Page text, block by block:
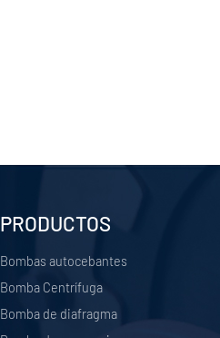
PRODUCTOS
Bombas autocebantes
Bomba Centrífuga
Bomba de diafragma